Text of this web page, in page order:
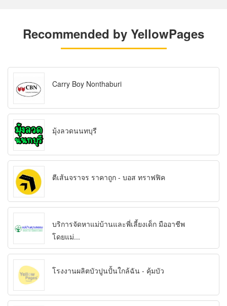
Recommended by YellowPages
Carry Boy Nonthaburi
มุ้งลวดนนทบุรี
ตีเส้นจราจร ราคาถูก - บอส ทราฟฟิค
บริการจัดหาแม่บ้านและพี่เลี้ยงเด็ก มืออาชีพ
โดยแม่...
โรงงานผลิตบัวปูนปั้นใกล้ฉัน - คุ้มบัว